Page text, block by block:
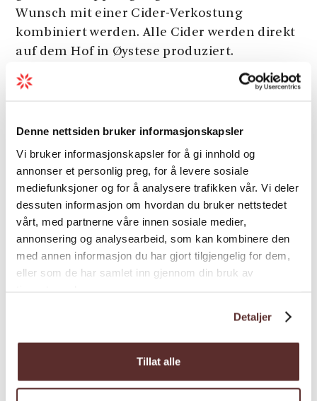
Denne nettsiden bruker informasjonskapsler
Vi bruker informasjonskapsler for å gi innhold og
annonser et personlig preg, for å levere sosiale
mediefunksjoner og for å analysere trafikken vår. Vi deler
dessuten informasjon om hvordan du bruker nettstedet
vårt, med partnerne våre innen sosiale medier,
annonsering og analysearbeid, som kan kombinere den
med annen informasjon du har gjort tilgjengelig for dem,
eller som de har samlet inn gjennom din bruk av
Detaljer
Tillat alle
Wunsch mit einer Cider-Verkostung
kombiniert werden. Alle Cider werden direkt
auf dem Hof in Øystese produziert.
Das Restaurant ist im Sommer täglich von
Verkostungen, Mittag- und/oder Abendessen
sind das ganze Jahr über für Gruppen
verfügbar.
Willkommen im Eldhuset Gardsrestaurant
auf Spildegardenin Øystese!
Dieser Text wurde automatisch ins Deutsche
übersetzt.
Saison
Karte